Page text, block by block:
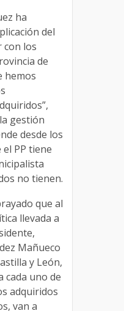
ha
del
con los
de
hemos
gestión
desde los
PP tiene
no tienen.
que al
llevada a
Mañueco
y León,
cada uno de
adquiridos
van a